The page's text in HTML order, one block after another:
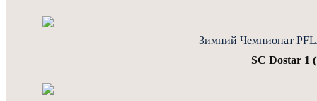
Зимний Чемпионат
SC Dostar 1